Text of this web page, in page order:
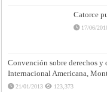
Catorce
17/06/
Convención sobre derechos y
Internacional Americana,
21/01/2013 123,373